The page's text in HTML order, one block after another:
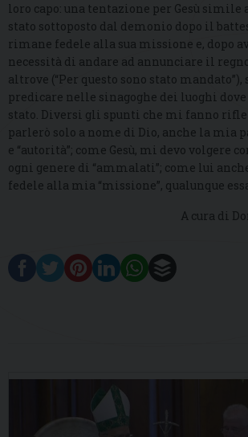
loro capo: una tentazione per Gesù simile
stato sottoposto dal demonio dopo il
rimane fedele alla sua missione e, dopo
necessità di andare ad annunciare il
altrove (“Per questo sono stato
predicare nelle sinagoghe dei luoghi dove
stato. Diversi gli spunti che mi fanno
parlerò solo a nome di Dio, anche la mia
e “autorità”; come Gesù, mi devo volgere
ogni genere di “ammalati”; come lui
fedele alla mia “missione”, qualunque
A cura di